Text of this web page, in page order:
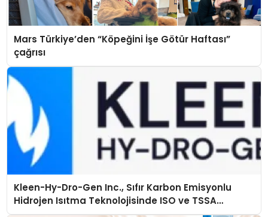
Mars Türkiye’den “Köpeğini İşe Götür Haftası”
çağrısı
Kleen-Hy-Dro-Gen Inc., Sıfır Karbon Emisyonlu
Hidrojen Isıtma Teknolojisinde ISO ve TSSA
Düzenleyici Onaylarını Aldı